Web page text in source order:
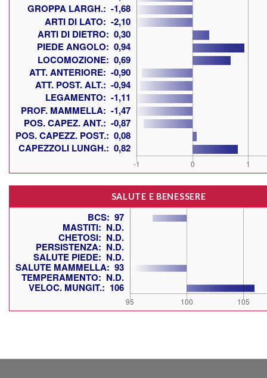
SALUTE E BENESSERE